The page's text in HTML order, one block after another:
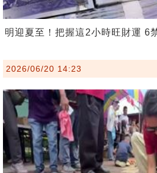
明迎夏至！把握這2小時旺財運 6
2026/06/20 14:23